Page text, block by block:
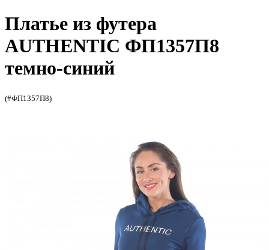
Платье из футера
AUTHENTIC ФП1357П8
темно-синий
(#ФП1357П8)